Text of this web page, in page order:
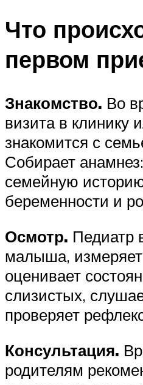
Что
первом
Знакомство. Во
визита в клинику
знакомится с
Собирает
семейную
беременности и
Осмотр. Педиатр
малыша, измеряет
оценивает
слизистых,
проверяет
Консультация.
родителям